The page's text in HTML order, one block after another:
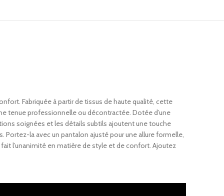
Fabriquée à partir de tissus de haute qualité, cette
tenue professionnelle ou décontractée. Dotée d’une
soignées et les détails subtils ajoutent une touche
la avec un pantalon ajusté pour une allure formelle,
l’unanimité en matière de style et de confort. Ajoutez